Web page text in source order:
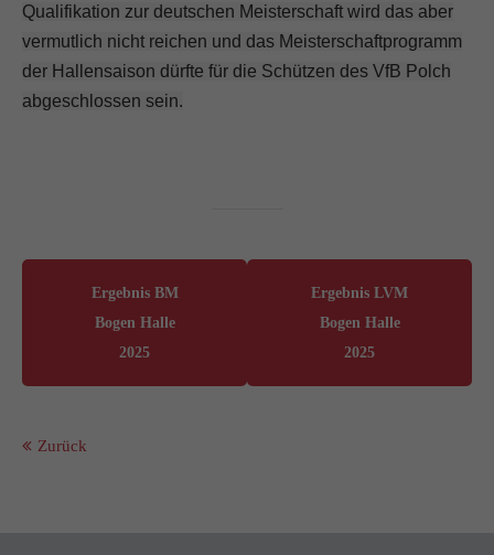
Qualifikation zur deutschen Meisterschaft wird das aber
vermutlich nicht reichen und das Meisterschaftprogramm
der Hallensaison dürfte für die Schützen des VfB Polch
abgeschlossen sein.
Ergebnis BM
Bogen Halle
2025
Ergebnis LVM
Bogen Halle
2025
Zurück